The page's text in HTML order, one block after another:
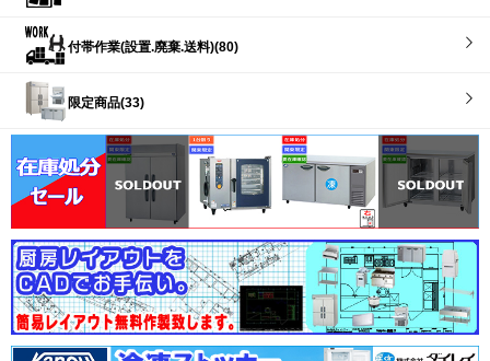
付帯作業(設置.廃棄.送料)(80)
限定商品(33)